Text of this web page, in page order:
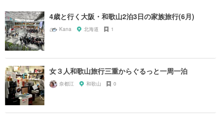
4歳と行く大阪・和歌山2泊3日の家族旅行(6月)
Kana 北海道 1
女３人和歌山旅行三重からぐるっと一周一泊
奈都江 和歌山 0